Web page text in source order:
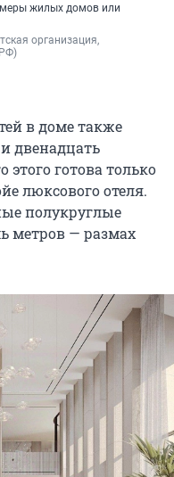
жилых домов или
организация,
в доме также
двенадцать
готова только
люксового отеля.
полукруглые
метров — размах